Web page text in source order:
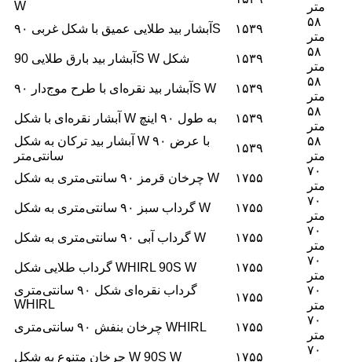
W
متر
آبشار بید طلایی عمیق با شکل غربی ۹۰S
۱۵۳۹
۵۸
متر
آبشار بید بارق طلایی 90S W شکل
۱۵۳۹
۵۸
متر
آبشار بید نقره‌ای با طرح موج‌دار ۹۰S W
۱۵۳۹
۵۸
متر
آبشار نقره‌ای با شکل W به طول ۹۰ اینچ
۱۵۳۹
۵۸
متر
آبشار بید ترکان به شکل W با عرض ۹۰
سانتی‌متر
۱۵۳۹
۵۸
متر
چرخان قرمز ۹۰ سانتی‌متری به شکل W
۱۷۵۵
۷۰
متر
گرداب سبز ۹۰ سانتی‌متری به شکل W
۱۷۵۵
۷۰
متر
گرداب آبی ۹۰ سانتی‌متری به شکل W
۱۷۵۵
۷۰
متر
گرداب طلایی شکل WHIRL 90S W
۱۷۵۵
۷۰
متر
گرداب نقره‌ای شکل ۹۰ سانتی‌متری
WHIRL
۱۷۵۵
۷۰
متر
چرخان بنفش ۹۰ سانتی‌متری WHIRL
۱۷۵۵
۷۰
متر
چرخان متنوع به شکل W 90S W
۱۷۵۵
۷۰